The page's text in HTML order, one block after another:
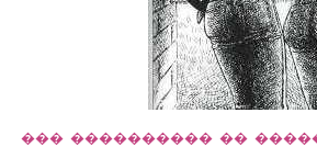
��� ���������� ��